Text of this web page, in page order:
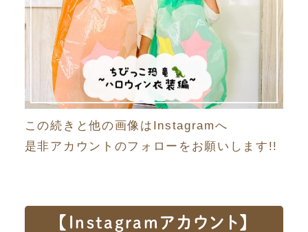
この続きと他の画像はInstagramへ
是非アカウントのフォローをお願いします!!
【Instagramアカウント】